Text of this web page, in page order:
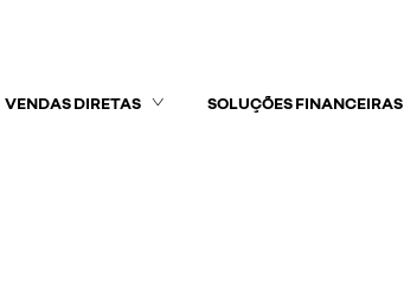
VENDAS DIRETAS SOLUÇÕES FINANCEIRAS